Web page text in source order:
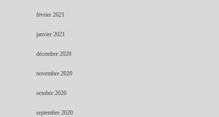
février 2021
janvier 2021
décembre 2020
novembre 2020
octobre 2020
septembre 2020